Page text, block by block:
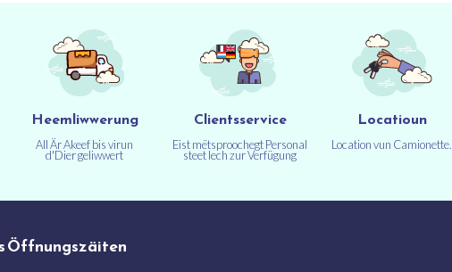
Heemliwwerung
All Är Akeef bis virun
d'Dier geliwwert
Clientsservice
Eist mëtsproochegt Personal
steet Iech zur Verfügung
Locatioun
Location vun Camionette.
Öffnungszäiten